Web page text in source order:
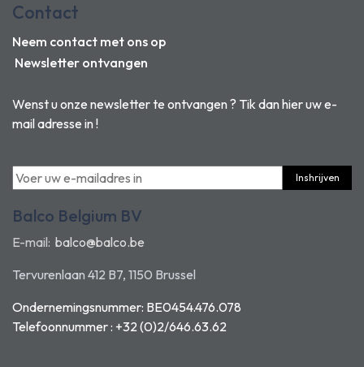
Wenst u onze newsletter te ontvangen ? Tik dan hier uw e-
mail adresse in !
Inshrijven
Balco Belgium BV
E-mail: balco@balco.be
Tervurenlaan 412 B7, 1150 Brussel
Ondernemingsnummer: BE0454.476.078
Telefoonnummer : +32 (0)2/646.63.62
Contact
Neem contact met ons op
Newsletter ontvangen